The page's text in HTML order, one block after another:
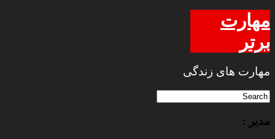
مهارت
برتر
مهارت های زندگی
مدیر :